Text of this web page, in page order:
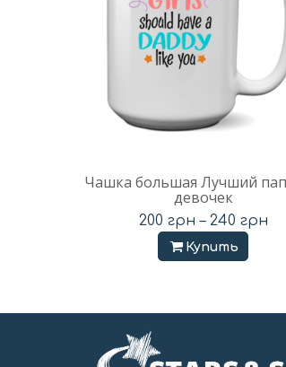
Чашка большая Лучший
девочек
200 грн – 240 грн
Купить